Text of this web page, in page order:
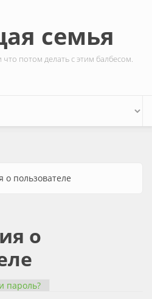
семья
что потом делать с этим балбесом.
пользователе
о
пароль?